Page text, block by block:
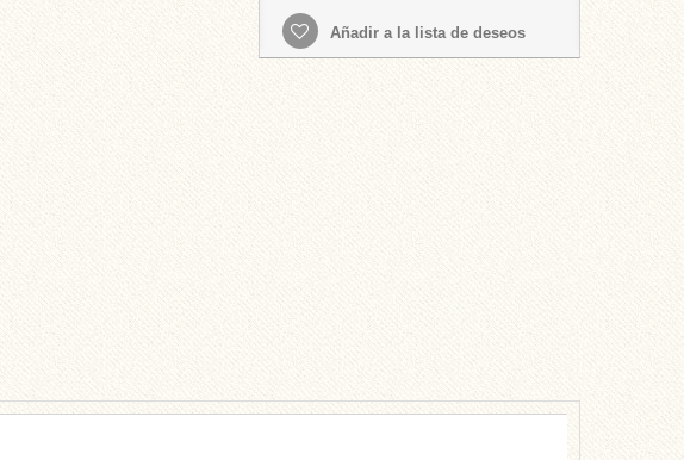
Añadir a la lista de deseos